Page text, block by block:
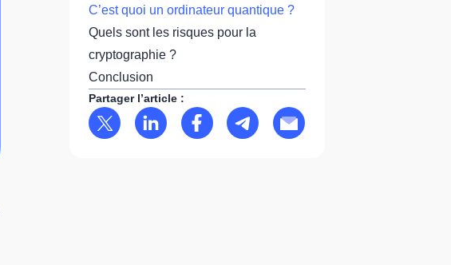
C’est quoi un ordinateur quantique ?
Quels sont les risques pour la
cryptographie ?
Conclusion
Partager l’article :